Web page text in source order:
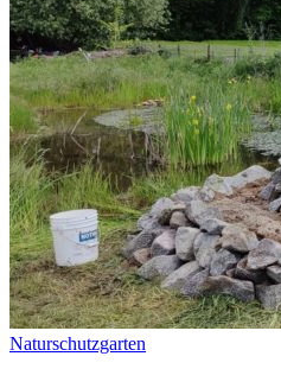
Naturschutzgarten